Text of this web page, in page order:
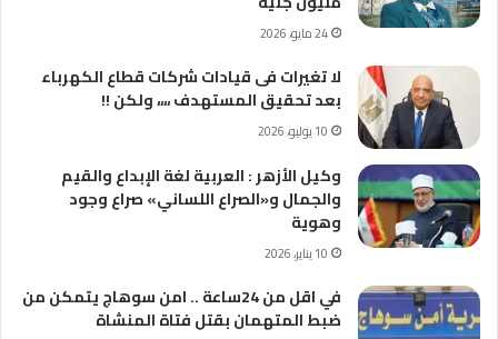
24 مايو، 2026
لا تغيرات فى قيادات شركات قطاع الكهرباء
بعد تحقيق المستهدف ،،،، ولكن !!
10 يوليو، 2026
وكيل الأزهر : العربية لغة الإبداع والقيم
والجمال و«الصراع اللساني» صراع وجود
وهوية
10 يناير، 2026
في اقل من 24ساعة .. امن سوهاج يتمكن من
ضبط المتهمان بقتل فتاة المنشاة